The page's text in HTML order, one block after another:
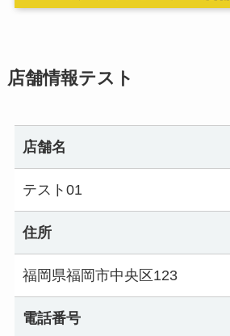
店舗情報テスト
店舗名
テスト01
住所
福岡県福岡市中央区123
電話番号